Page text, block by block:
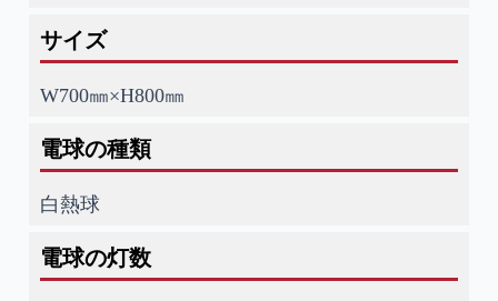
サイズ
W700㎜×H800㎜
電球の種類
白熱球
電球の灯数